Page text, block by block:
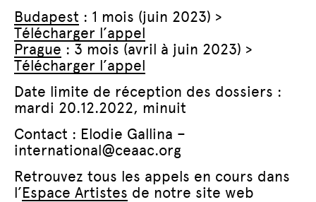
Budapest : 1 mois (juin 2023) >
Télécharger l’appel
Prague : 3 mois (avril à juin 2023) >
Télécharger l’appel
Date limite de réception des dossiers :
mardi 20.12.2022, minuit
Contact : Elodie Gallina –
international@ceaac.org
Retrouvez tous les appels en cours dans
l’Espace Artistes de notre site web